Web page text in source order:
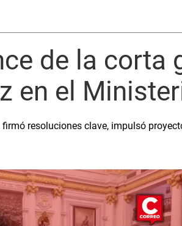
de la corta
en el
resoluciones clave, impulsó